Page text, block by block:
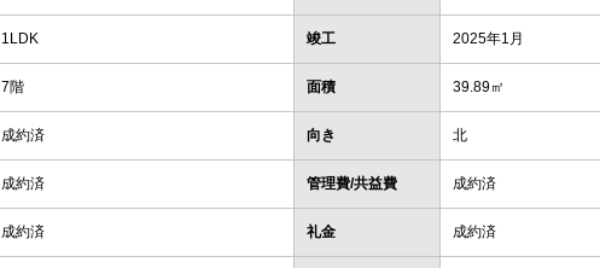
1LDK 竣工 2025年1月
7階 面積 39.89㎡
成約済 向き 北
成約済 管理費/共益費 成約済
成約済 礼金 成約済